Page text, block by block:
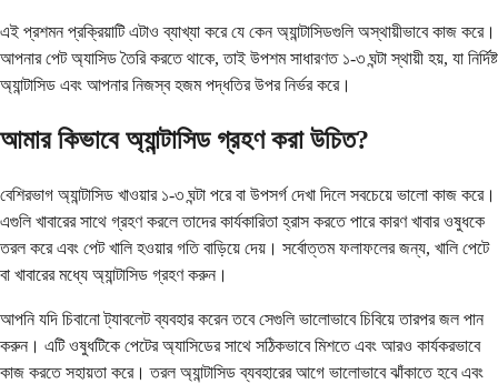
এই প্রশমন প্রক্রিয়াটি এটাও ব্যাখ্যা করে যে কেন অ্যান্টাসিডগুলি অস্থায়ীভাবে কাজ করে।
আপনার পেট অ্যাসিড তৈরি করতে থাকে, তাই উপশম সাধারণত ১-৩ ঘন্টা স্থায়ী হয়, যা নির্দিষ্ট
অ্যান্টাসিড এবং আপনার নিজস্ব হজম পদ্ধতির উপর নির্ভর করে।
আমার কিভাবে অ্যান্টাসিড গ্রহণ করা উচিত?
বেশিরভাগ অ্যান্টাসিড খাওয়ার ১-৩ ঘন্টা পরে বা উপসর্গ দেখা দিলে সবচেয়ে ভালো কাজ করে।
এগুলি খাবারের সাথে গ্রহণ করলে তাদের কার্যকারিতা হ্রাস করতে পারে কারণ খাবার ওষুধকে
তরল করে এবং পেট খালি হওয়ার গতি বাড়িয়ে দেয়। সর্বোত্তম ফলাফলের জন্য, খালি পেটে
বা খাবারের মধ্যে অ্যান্টাসিড গ্রহণ করুন।
আপনি যদি চিবানো ট্যাবলেট ব্যবহার করেন তবে সেগুলি ভালোভাবে চিবিয়ে তারপর জল পান
করুন। এটি ওষুধটিকে পেটের অ্যাসিডের সাথে সঠিকভাবে মিশতে এবং আরও কার্যকরভাবে
কাজ করতে সহায়তা করে। তরল অ্যান্টাসিড ব্যবহারের আগে ভালোভাবে ঝাঁকাতে হবে এবং